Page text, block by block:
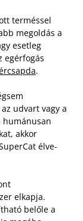
terméssel
megoldás a
esetleg
egérfogás
.
udvart vagy a
humánusan
akkor
élve-
elkapja.
belőle a